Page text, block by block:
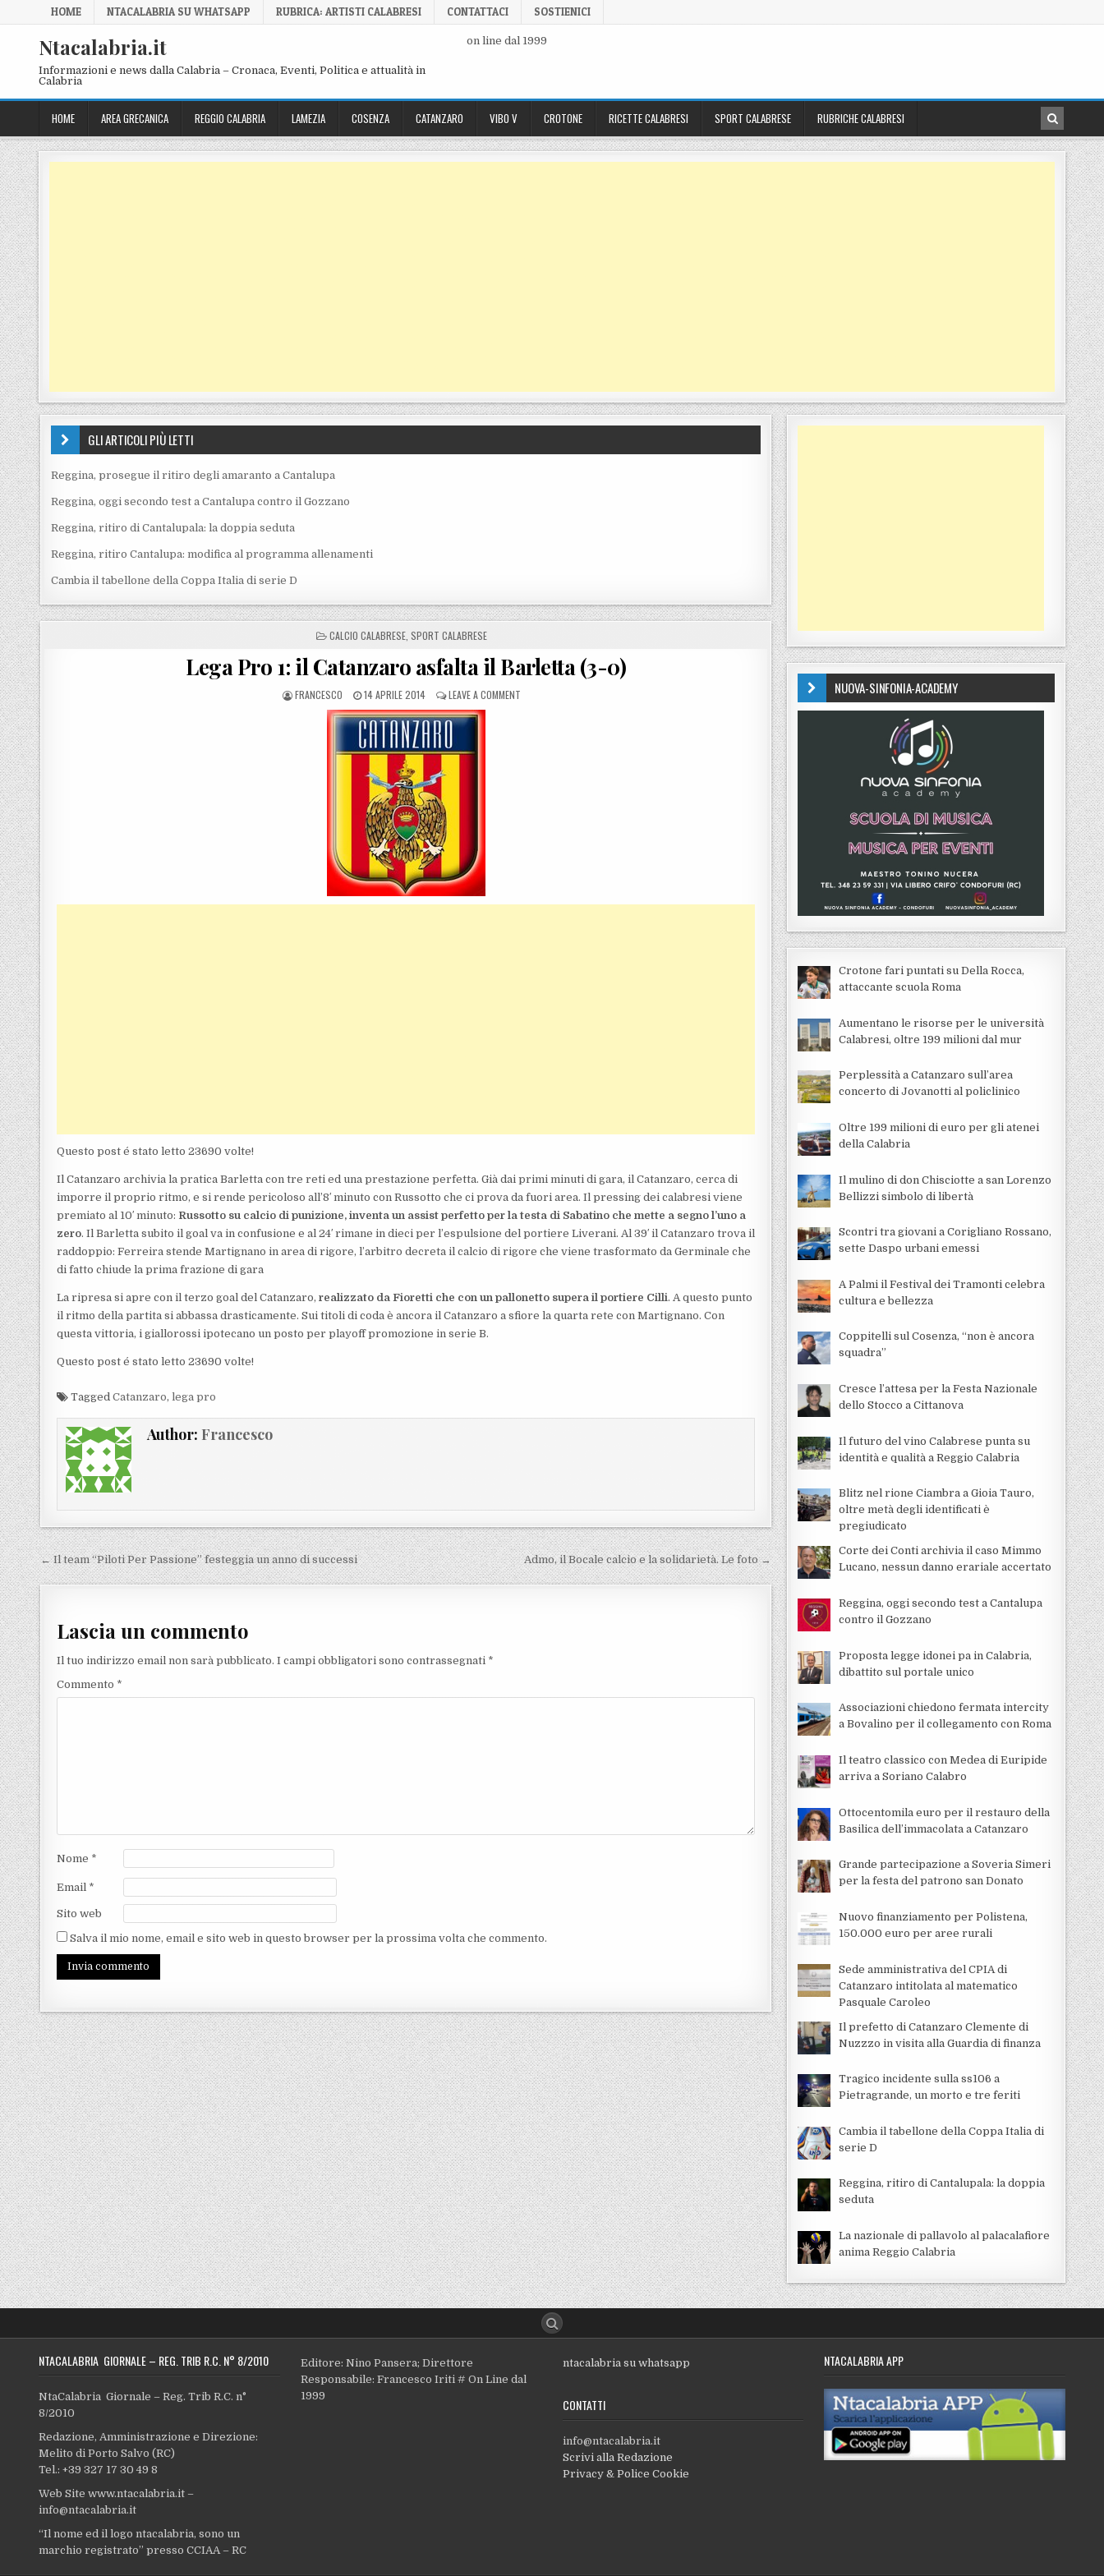
Skip to content
HOME NTACALABRIA SU WHATSAPP RUBRICA: ARTISTI CALABRESI CONTATTACI SOSTIENICI
Ntacalabria.it
Informazioni e news dalla Calabria – Cronaca, Eventi, Politica e attualità in
Calabria
on line dal 1999
HOME AREA GRECANICA REGGIO CALABRIA LAMEZIA COSENZA CATANZARO VIBO V CROTONE RICETTE CALABRESI SPORT CALABRESE RUBRICHE CALABRESI
GLI ARTICOLI PIÙ LETTI
Reggina, prosegue il ritiro degli amaranto a Cantalupa
Reggina, oggi secondo test a Cantalupa contro il Gozzano
Reggina, ritiro di Cantalupala: la doppia seduta
Reggina, ritiro Cantalupa: modifica al programma allenamenti
Cambia il tabellone della Coppa Italia di serie D
POSTED IN
CALCIO CALABRESE ,SPORT CALABRESE
Lega Pro 1: il Catanzaro asfalta il Barletta (3-0)
POSTED BY
FRANCESCO POSTED ON
14 APRILE 2014 LEAVE A COMMENT
Questo post é stato letto 23690 volte!
Il Catanzaro archivia la pratica Barletta con tre reti ed una prestazione perfetta. Già dai primi minuti di gara, il Catanzaro, cerca di
imporre il proprio ritmo, e si rende pericoloso all’8′ minuto con Russotto che ci prova da fuori area. Il pressing dei calabresi viene
premiato al 10′ minuto: Russotto su calcio di punizione, inventa un assist perfetto per la testa di Sabatino che mette a segno l’uno a
zero. Il Barletta subito il goal va in confusione e al 24′ rimane in dieci per l’espulsione del portiere Liverani. Al 39′ il Catanzaro trova il
raddoppio: Ferreira stende Martignano in area di rigore, l’arbitro decreta il calcio di rigore che viene trasformato da Germinale che
di fatto chiude la prima frazione di gara
La ripresa si apre con il terzo goal del Catanzaro, realizzato da Fioretti che con un pallonetto supera il portiere Cilli. A questo punto
il ritmo della partita si abbassa drasticamente. Sui titoli di coda è ancora il Catanzaro a sfiore la quarta rete con Martignano. Con
questa vittoria, i giallorossi ipotecano un posto per playoff promozione in serie B.
Questo post é stato letto 23690 volte!
TaggedCatanzaro, lega pro
Author: Francesco
Navigazione articoli
← Il team “Piloti Per Passione” festeggia un anno di successi Admo, il Bocale calcio e la solidarietà. Le foto →
Lascia un commento
Il tuo indirizzo email non sarà pubblicato. I campi obbligatori sono contrassegnati *
Commento *
Nome *
Email *
Sito web
Salva il mio nome, email e sito web in questo browser per la prossima volta che commento.
NUOVA-SINFONIA-ACADEMY
Crotone fari puntati su Della Rocca,
attaccante scuola Roma
Aumentano le risorse per le università
Calabresi, oltre 199 milioni dal mur
Perplessità a Catanzaro sull’area
concerto di Jovanotti al policlinico
Oltre 199 milioni di euro per gli atenei
della Calabria
Il mulino di don Chisciotte a san Lorenzo
Bellizzi simbolo di libertà
Scontri tra giovani a Corigliano Rossano,
sette Daspo urbani emessi
A Palmi il Festival dei Tramonti celebra
cultura e bellezza
Coppitelli sul Cosenza, “non è ancora
squadra”
Cresce l’attesa per la Festa Nazionale
dello Stocco a Cittanova
Il futuro del vino Calabrese punta su
identità e qualità a Reggio Calabria
Blitz nel rione Ciambra a Gioia Tauro,
oltre metà degli identificati è
pregiudicato
Corte dei Conti archivia il caso Mimmo
Lucano, nessun danno erariale accertato
Reggina, oggi secondo test a Cantalupa
contro il Gozzano
Proposta legge idonei pa in Calabria,
dibattito sul portale unico
Associazioni chiedono fermata intercity
a Bovalino per il collegamento con Roma
Il teatro classico con Medea di Euripide
arriva a Soriano Calabro
Ottocentomila euro per il restauro della
Basilica dell’immacolata a Catanzaro
Grande partecipazione a Soveria Simeri
per la festa del patrono san Donato
Nuovo finanziamento per Polistena,
150.000 euro per aree rurali
Sede amministrativa del CPIA di
Catanzaro intitolata al matematico
Pasquale Caroleo
Il prefetto di Catanzaro Clemente di
Nuzzzo in visita alla Guardia di finanza
Tragico incidente sulla ss106 a
Pietragrande, un morto e tre feriti
Cambia il tabellone della Coppa Italia di
serie D
Reggina, ritiro di Cantalupala: la doppia
seduta
La nazionale di pallavolo al palacalafiore
anima Reggio Calabria
NTACALABRIA GIORNALE – REG. TRIB R.C. N° 8/2010
NtaCalabria Giornale – Reg. Trib R.C. n°
8/2010
Redazione, Amministrazione e Direzione:
Melito di Porto Salvo (RC)
Tel.: +39 327 17 30 49 8
Web Site www.ntacalabria.it –
info@ntacalabria.it
“Il nome ed il logo ntacalabria, sono un
marchio registrato” presso CCIAA – RC
Editore: Nino Pansera; Direttore
Responsabile: Francesco Iriti # On Line dal
1999
ntacalabria su whatsapp
CONTATTI
info@ntacalabria.it
Scrivi alla Redazione
Privacy & Police Cookie
NTACALABRIA APP